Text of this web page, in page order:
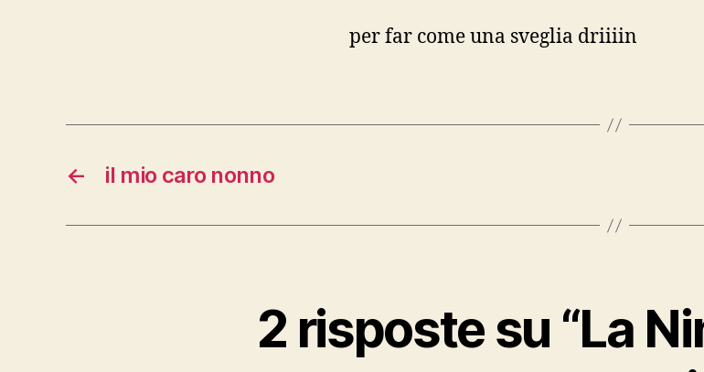
per far come una sveglia driiiin
← il mio caro nonno
2 risposte su “La